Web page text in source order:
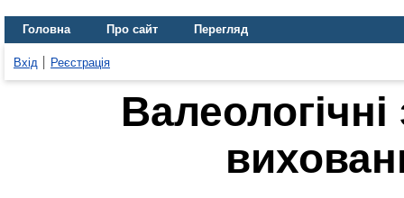
Головна Про сайт Перегляд
Вхід Реєстрація